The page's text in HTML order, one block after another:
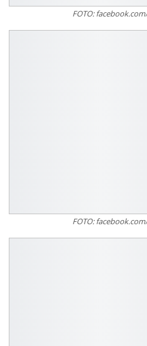
FOTO:
FOTO: